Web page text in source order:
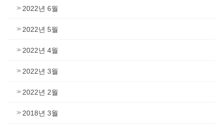
2022년 6월
2022년 5월
2022년 4월
2022년 3월
2022년 2월
2018년 3월